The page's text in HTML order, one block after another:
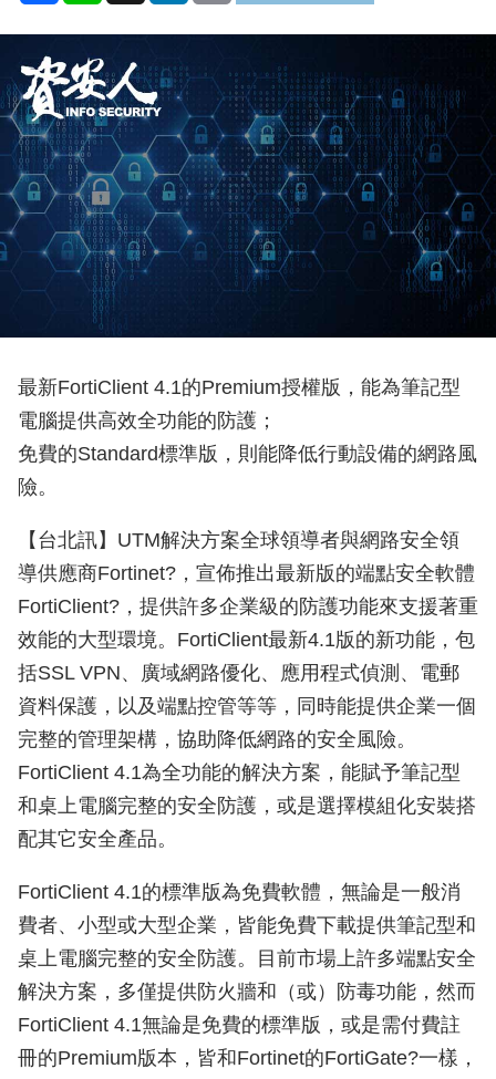
最新FortiClient 4.1的Premium授權版，能為筆記型
電腦提供高效全功能的防護；
免費的Standard標準版，則能降低行動設備的網路風
險。
【台北訊】UTM解決方案全球領導者與網路安全領
導供應商Fortinet?，宣佈推出最新版的端點安全軟體
FortiClient?，提供許多企業級的防護功能來支援著重
效能的大型環境。FortiClient最新4.1版的新功能，包
括SSL VPN、廣域網路優化、應用程式偵測、電郵
資料保護，以及端點控管等等，同時能提供企業一個
完整的管理架構，協助降低網路的安全風險。
FortiClient 4.1為全功能的解決方案，能賦予筆記型
和桌上電腦完整的安全防護，或是選擇模組化安裝搭
配其它安全產品。
FortiClient 4.1的標準版為免費軟體，無論是一般消
費者、小型或大型企業，皆能免費下載提供筆記型和
桌上電腦完整的安全防護。目前市場上許多端點安全
解決方案，多僅提供防火牆和（或）防毒功能，然而
FortiClient 4.1無論是免費的標準版，或是需付費註
冊的Premium版本，皆和Fortinet的FortiGate?一樣，